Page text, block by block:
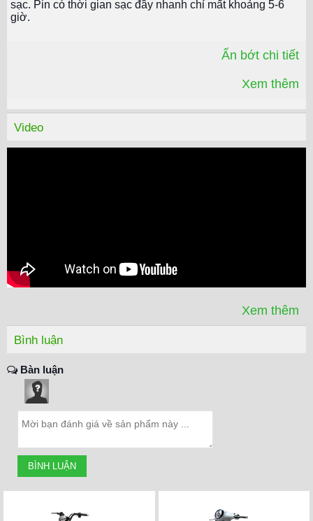
sạc. Pin có thời gian sạc đầy nhanh chỉ mất khoảng 5-6
giờ.
Kết nối với YADEA App: Mở khóa xe từ xa qua điện thoại,
Chia sẻ tài khoản: Cho phép nhiều người trong gia đình
cùng quản lý và sử dụng xe
Định vị GPS: Cung cấp dữ liệu vị trí xe chính xác
Ẩn bớt chi tiết
Xem thêm
Video
Xem thêm
Bình luận
Bàn luận